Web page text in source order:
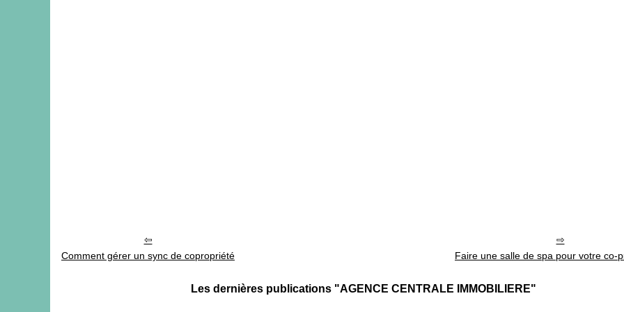
Comment gérer un sync de copropriété Faire une salle de spa pour votre co-
Les dernières publications "AGENCE CENTRALE IMMOBILIERE"